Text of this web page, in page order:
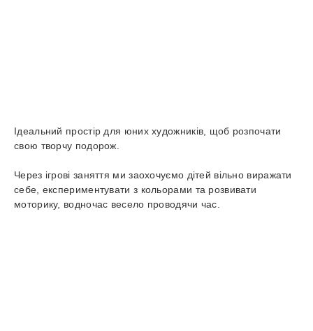
Ідеальний простір для юних художників, щоб розпочати
свою творчу подорож.
Через ігрові заняття ми заохочуємо дітей вільно виражати
себе, експериментувати з кольорами та розвивати
моторику, водночас весело проводячи час.